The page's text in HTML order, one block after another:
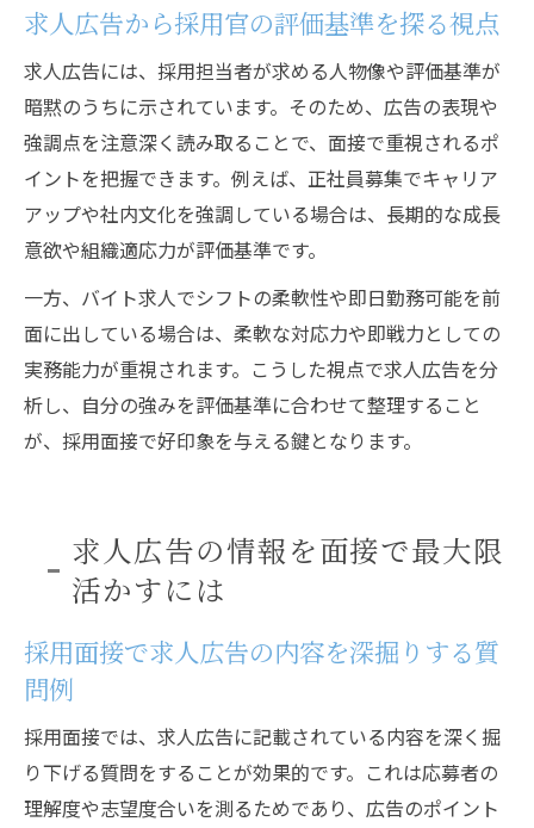
求人広告から採用官の評価基準を探る視点
求人広告には、採用担当者が求める人物像や評価基準が
暗黙のうちに示されています。そのため、広告の表現や
強調点を注意深く読み取ることで、面接で重視されるポ
イントを把握できます。例えば、正社員募集でキャリア
アップや社内文化を強調している場合は、長期的な成長
意欲や組織適応力が評価基準です。
一方、バイト求人でシフトの柔軟性や即日勤務可能を前
面に出している場合は、柔軟な対応力や即戦力としての
実務能力が重視されます。こうした視点で求人広告を分
析し、自分の強みを評価基準に合わせて整理すること
が、採用面接で好印象を与える鍵となります。
求人広告の情報を面接で最大限
活かすには
採用面接で求人広告の内容を深掘りする質
問例
採用面接では、求人広告に記載されている内容を深く掘
り下げる質問をすることが効果的です。これは応募者の
理解度や志望度合いを測るためであり、広告のポイント